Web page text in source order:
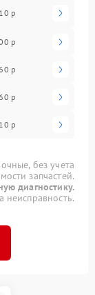
р
р
р
р
р
без учета
запчастей.
диагностику.